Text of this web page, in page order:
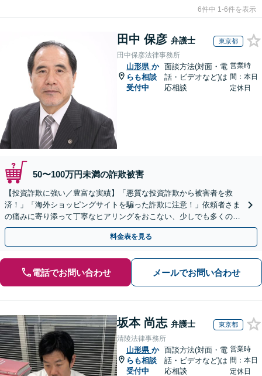
6件中 1-6件を表示
田中 保彦 弁護士 東京都
田中保彦法律事務所
山形県 か
らも相談
受付中
面談方法(対面・電
話・ビデオなど)は
応相談
営業時
間：本日
定休日
50〜100万円未満の詐欺被害
【投資詐欺に強い／豊富な実績】「悪質な投資詐欺から被害者を救
済！」「海外ショッピングサイトを騙った詐欺に注意！」依頼者さま
の痛みに寄り添って丁寧なヒアリングをおこない、少しでも多くの返
金が得られるよう尽力します！
料金表を見る
電話でお問い合わせ メールでお問い合わせ
坂本 尚志 弁護士 東京都
清陵法律事務所
山形県 か
らも相談
受付中
面談方法(対面・電
話・ビデオなど)は
応相談
営業時
間：本日
定休日